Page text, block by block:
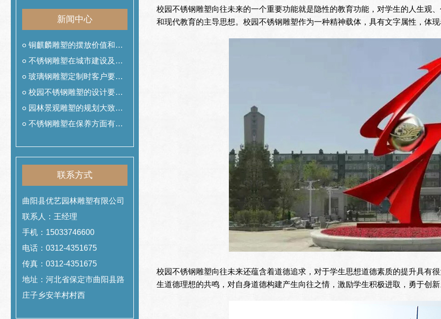
新闻中心
铜麒麟雕塑的摆放价值和作
用
不锈钢雕塑在城市建设及美
化中的作用
玻璃钢雕塑定制时客户要提
前准备什么工作
校园不锈钢雕塑的设计要遵
从哪些理念
园林景观雕塑的规划大致可
以分为哪几类
不锈钢雕塑在保养方面有哪
联系方式
曲阳县优艺园林雕塑有限公司
联系人：王经理
手机：15033746600
电话：0312-4351675
传真：0312-4351675
地址：河北省保定市曲阳县路
庄子乡安羊村村西
校园不锈钢雕塑向往未来的一个重要功能就是隐性的教育功能，对学生的人生观
和现代教育的主导思想。校园不锈钢雕塑作为一种精神载体，具有文字属性，体
校园不锈钢雕塑向往未来还蕴含着道德追求，对于学生思想道德素质的提升具有
生道德理想的共鸣，对自身道德构建产生向往之情，激励学生积极进取，勇于创